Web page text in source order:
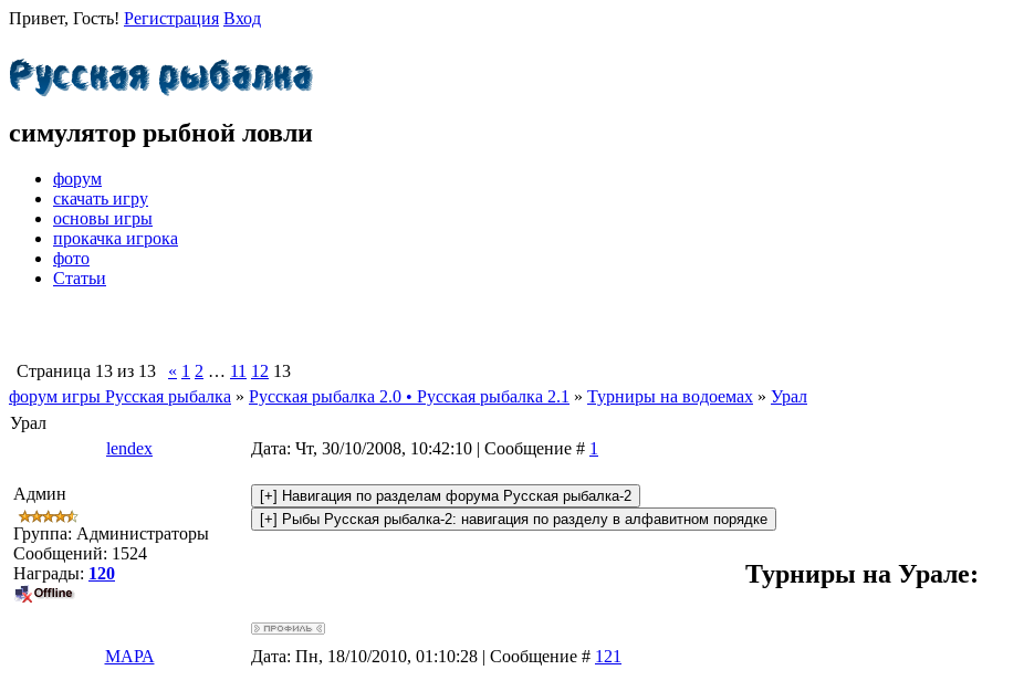
Привет, Гость! Регистрация Вход
симулятор рыбной ловли
форум
скачать игру
основы игры
прокачка игрока
фото
Статьи
Страница 13 из 13 « 1 2 … 11 12 13
форум игры Русская рыбалка » Русская рыбалка 2.0 • Русская рыбалка 2.1 » Турниры на водоемах » Урал
Урал
lendex
Дата: Чт, 30/10/2008, 10:42:10 | Сообщение # 1
Админ
Группа: Администраторы
Сообщений: 1524
Награды: 120 Турниры на Урале:
МАРА Дата: Пн, 18/10/2010, 01:10:28 | Сообщение # 121